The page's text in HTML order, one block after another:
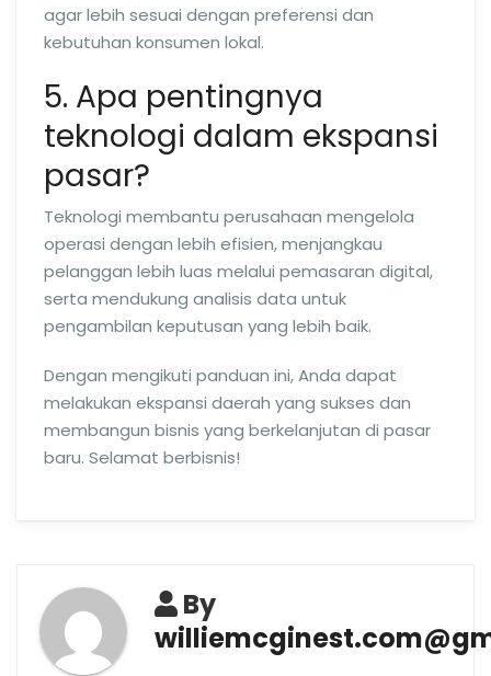
agar lebih sesuai dengan preferensi dan
kebutuhan konsumen lokal.
5. Apa pentingnya
teknologi dalam ekspansi
pasar?
Teknologi membantu perusahaan mengelola
operasi dengan lebih efisien, menjangkau
pelanggan lebih luas melalui pemasaran digital,
serta mendukung analisis data untuk
pengambilan keputusan yang lebih baik.
Dengan mengikuti panduan ini, Anda dapat
melakukan ekspansi daerah yang sukses dan
membangun bisnis yang berkelanjutan di pasar
baru. Selamat berbisnis!
By